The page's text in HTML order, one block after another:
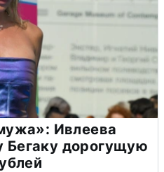
Ивлеева
Бегаку дорогущую